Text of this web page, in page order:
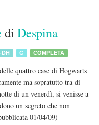
di Despina
DH G COMPLETA
quattro case di Hogwarts
ma sopratutto tra di
di un venerdì, si venisse a
un segreto che non
01/04/09)